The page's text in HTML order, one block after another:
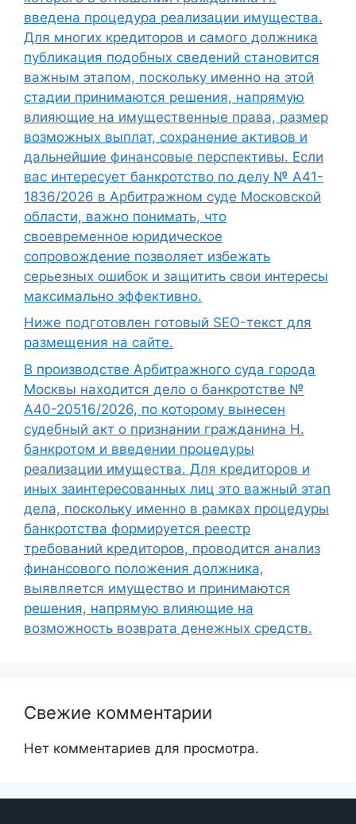
введена процедура реализации имущества.
Для многих кредиторов и самого должника
публикация подобных сведений становится
важным этапом, поскольку именно на этой
стадии принимаются решения, напрямую
влияющие на имущественные права, размер
возможных выплат, сохранение активов и
дальнейшие финансовые перспективы. Если
вас интересует банкротство по делу № А41-
1836/2026 в Арбитражном суде Московской
области, важно понимать, что
своевременное юридическое
сопровождение позволяет избежать
серьезных ошибок и защитить свои интересы
максимально эффективно.
Ниже подготовлен готовый SEO-текст для
размещения на сайте.
В производстве Арбитражного суда города
Москвы находится дело о банкротстве №
А40-20516/2026, по которому вынесен
судебный акт о признании гражданина Н.
банкротом и введении процедуры
реализации имущества. Для кредиторов и
иных заинтересованных лиц это важный этап
дела, поскольку именно в рамках процедуры
банкротства формируется реестр
требований кредиторов, проводится анализ
финансового положения должника,
выявляется имущество и принимаются
решения, напрямую влияющие на
возможность возврата денежных средств.
Свежие комментарии
Нет комментариев для просмотра.